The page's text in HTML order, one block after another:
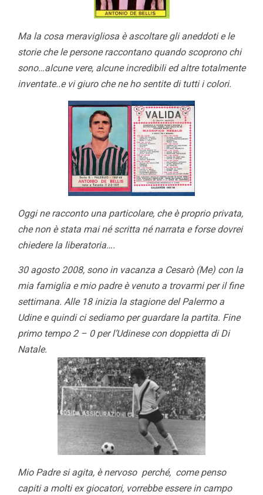
Ma la cosa meravigliosa è ascoltare gli aneddoti e le
storie che le persone raccontano quando scoprono chi
sono…alcune vere, alcune incredibili ed altre totalmente
inventate..e vi giuro che ne ho sentite di tutti i colori.
Oggi ne racconto una particolare, che è proprio privata,
che non è stata mai né scritta né narrata e forse dovrei
chiedere la liberatoria….
30 agosto 2008, sono in vacanza a Cesarò (Me) con la
mia famiglia e mio padre è venuto a trovarmi per il fine
settimana. Alle 18 inizia la stagione del Palermo a
Udine e quindi ci sediamo per guardare la partita. Fine
primo tempo 2 – 0 per l’Udinese con doppietta di Di
Natale.
Mio Padre si agita, è nervoso perché, come penso
capiti a molti ex giocatori, vorrebbe essere in campo